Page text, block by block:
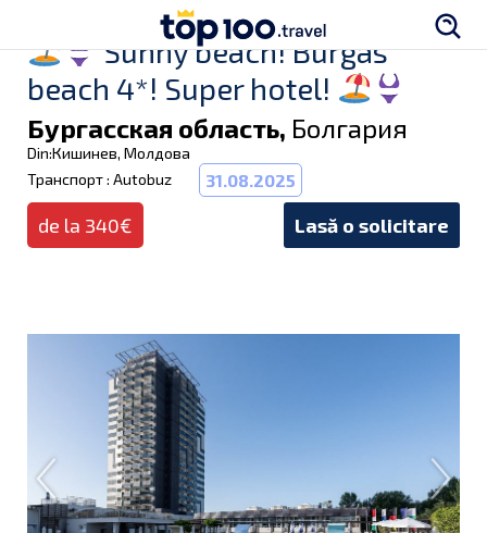
Sunny beach! Burgas
beach 4*! Super hotel!
Бургасская область, Болгария
Din:Кишинев, Молдова
Транспорт : Autobuz
31.08.2025
de la 340€ Lasă o solicitare